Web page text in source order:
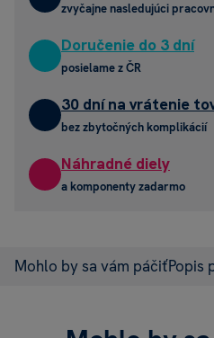
zvyčajne nasledujúci
Doručenie do 3 dní
posielame z ČR
30 dní na vrátenie
bez zbytočných komplikácií
Náhradné diely
a komponenty zadarmo
Mohlo by sa vám páčiťPopis